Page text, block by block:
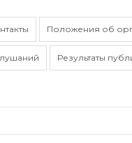
Положения об
Результаты